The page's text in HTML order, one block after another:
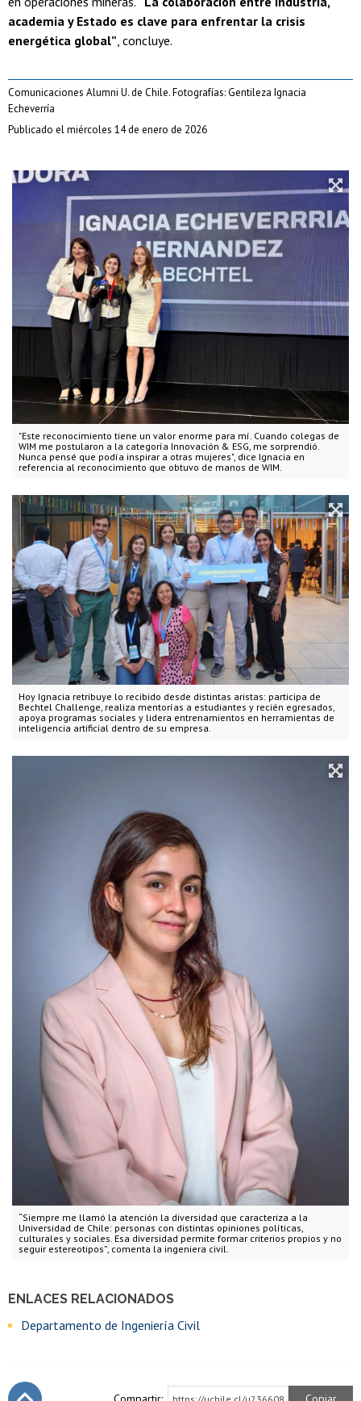
"Este reconocimiento tiene un valor enorme para mí. Cuando colegas de
WIM me postularon a la categoría Innovación & ESG, me sorprendió.
Nunca pensé que podía inspirar a otras mujeres", dice Ignacia en
referencia al reconocimiento que obtuvo de manos de WIM.
Hoy Ignacia retribuye lo recibido desde distintas aristas: participa de
Bechtel Challenge, realiza mentorías a estudiantes y recién egresados,
apoya programas sociales y lidera entrenamientos en herramientas de
inteligencia artificial dentro de su empresa.
“Siempre me llamó la atención la diversidad que caracteriza a la
Universidad de Chile: personas con distintas opiniones políticas,
culturales y sociales. Esa diversidad permite formar criterios propios y no
seguir estereotipos”, comenta la ingeniera civil.
ENLACES RELACIONADOS
Departamento de Ingeniería Civil
academia y Estado es clave para enfrentar la crisis
energética global”, concluye.
Comunicaciones Alumni U. de Chile. Fotografías: Gentileza Ignacia
Echeverría
Publicado el miércoles 14 de enero de 2026